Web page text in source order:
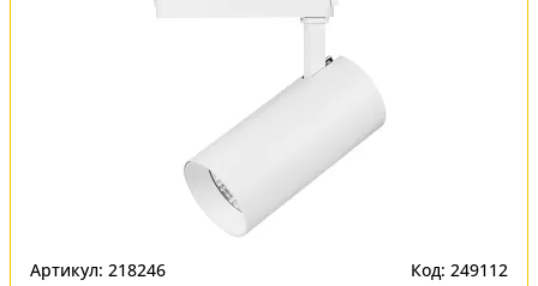
Артикул: 218246 Код: 249112